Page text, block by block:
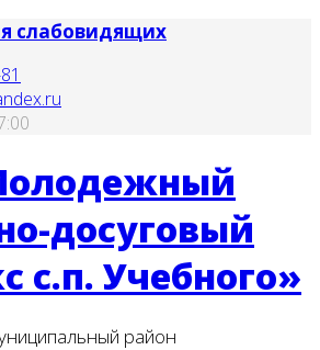
слабовидящих
досуговый
с.п. Учебного»
район